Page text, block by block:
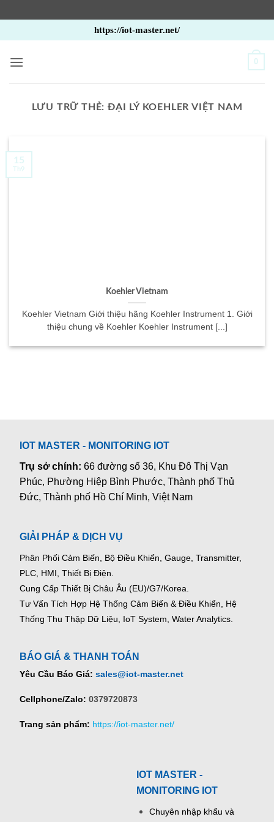
qua
nội
https://iot-master.net/
0
LƯU TRỮ THẺ: ĐẠI LÝ KOEHLER VIỆT NAM
Koehler Vietnam
Koehler Vietnam Giới thiệu hãng Koehler Instrument 1. Giới
thiệu chung về Koehler Koehler Instrument [...]
15
Th9
IOT MASTER - MONITORING IOT
Trụ sở chính:66 đường số 36, Khu Đô Thị Vạn
Phúc, Phường Hiệp Bình Phước, Thành phố Thủ
Đức, Thành phố Hồ Chí Minh, Việt Nam
GIẢI PHÁP & DỊCH VỤ
Phân Phối Cảm Biến, Bộ Điều Khiển, Gauge, Transmitter,
PLC, HMI, Thiết Bị Điện.
Cung Cấp Thiết Bị Châu Âu (EU)/G7/Korea.
Tư Vấn Tích Hợp Hệ Thống Cảm Biến & Điều Khiển, Hệ
Thống Thu Thập Dữ Liệu, IoT System, Water Analytics.
BÁO GIÁ & THANH TOÁN
Yêu Cầu Báo Giá: sales@iot-master.net
Cellphone/Zalo: 0379720873
Trang sản phẩm: https://iot-master.net/
IOT MASTER -
MONITORING IOT
Chuyên nhập khẩu và